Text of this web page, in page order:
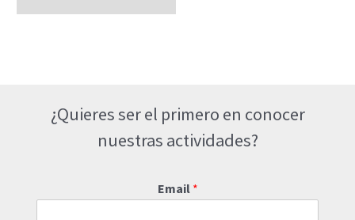
¿Quieres ser el primero en conocer
nuestras actividades?
Email *